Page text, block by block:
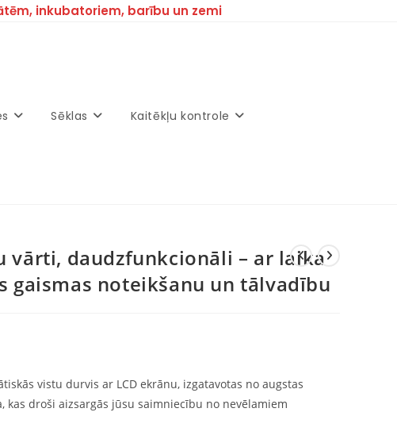
inkubatoriem, barību un zemi
Sēklas Kaitēkļu kontrole
vārti, daudzfunkcionāli – ar laika
gaismas noteikšanu un tālvadību
vistu durvis ar LCD ekrānu, izgatavotas no augstas
kas droši aizsargās jūsu saimniecību no nevēlamiem